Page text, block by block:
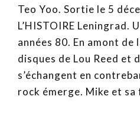
Teo Yoo. Sortie le 5
L’HISTOIRE Leningrad.
années 80. En amont
disques de Lou Reed et
s’échangent en
rock émerge. Mike et sa